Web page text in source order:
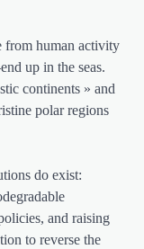
from human activity
up in the seas.
continents » and
polar regions
do exist:
and raising
to reverse the